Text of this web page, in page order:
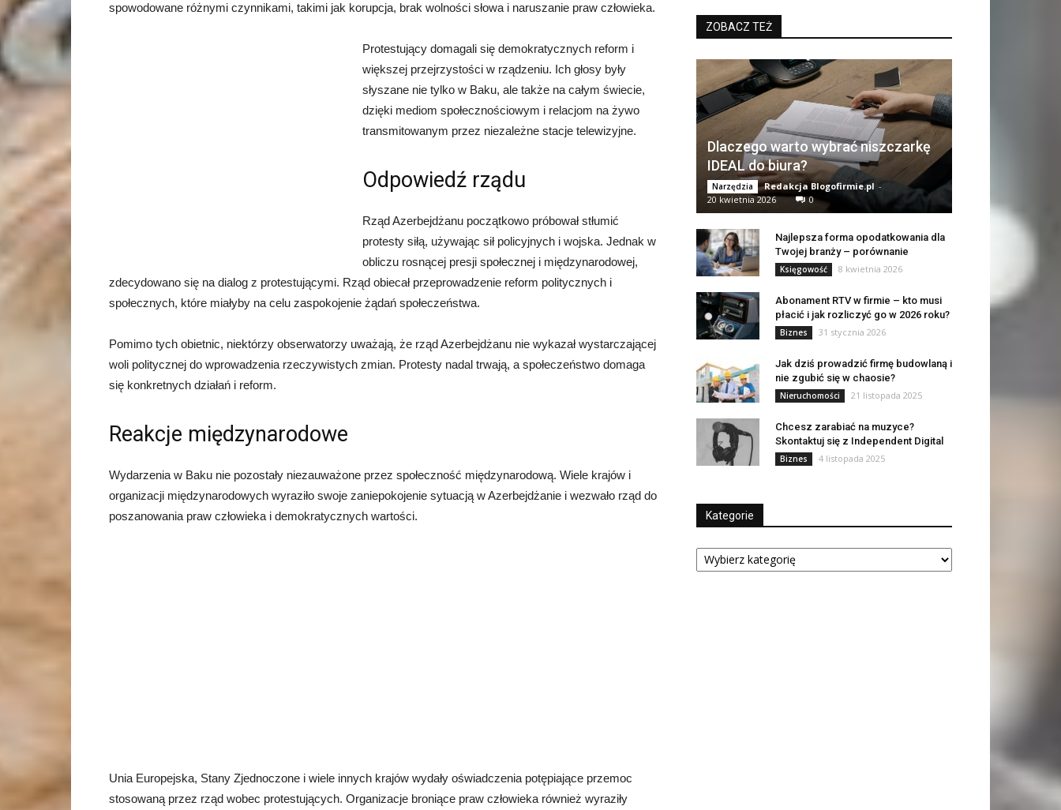
spowodowane różnymi czynnikami, takimi jak korupcja, brak wolności słowa i naruszanie praw człowieka.
Protestujący domagali się demokratycznych reform i
większej przejrzystości w rządzeniu. Ich głosy były
słyszane nie tylko w Baku, ale także na całym świecie,
dzięki mediom społecznościowym i relacjom na żywo
transmitowanym przez niezależne stacje telewizyjne.
Odpowiedź rządu
Rząd Azerbejdżanu początkowo próbował stłumić
protesty siłą, używając sił policyjnych i wojska. Jednak w
obliczu rosnącej presji społecznej i międzynarodowej,
zdecydowano się na dialog z protestującymi. Rząd obiecał przeprowadzenie reform politycznych i
społecznych, które miałyby na celu zaspokojenie żądań społeczeństwa.
Pomimo tych obietnic, niektórzy obserwatorzy uważają, że rząd Azerbejdżanu nie wykazał wystarczającej
woli politycznej do wprowadzenia rzeczywistych zmian. Protesty nadal trwają, a społeczeństwo domaga
się konkretnych działań i reform.
Reakcje międzynarodowe
Wydarzenia w Baku nie pozostały niezauważone przez społeczność międzynarodową. Wiele krajów i
organizacji międzynarodowych wyraziło swoje zaniepokojenie sytuacją w Azerbejdżanie i wezwało rząd do
poszanowania praw człowieka i demokratycznych wartości.
Unia Europejska, Stany Zjednoczone i wiele innych krajów wydały oświadczenia potępiające przemoc
stosowaną przez rząd wobec protestujących. Organizacje broniące praw człowieka również wyraziły
ZOBACZ TEŻ
Dlaczego warto wybrać niszczarkę
IDEAL do biura?
Narzędzia Redakcja Blogofirmie.pl -
20 kwietnia 2026
0
Najlepsza forma opodatkowania dla
Twojej branży – porównanie
Księgowość 8 kwietnia 2026
Abonament RTV w firmie – kto musi
płacić i jak rozliczyć go w 2026 roku?
Biznes 31 stycznia 2026
Jak dziś prowadzić firmę budowlaną i
nie zgubić się w chaosie?
Nieruchomości 21 listopada 2025
Chcesz zarabiać na muzyce?
Skontaktuj się z Independent Digital
Biznes 4 listopada 2025
Kategorie
Kategorie